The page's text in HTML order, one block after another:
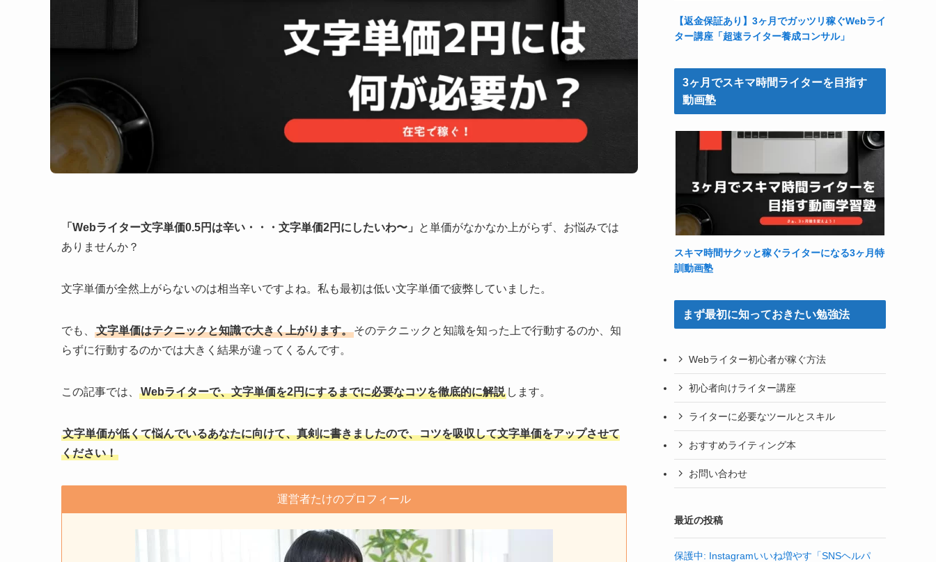
「Webライター文字単価0.5円は辛い・・・文字単価2円にしたいわ〜」
と単価がなかなか上がらず、お悩みでは
ありませんか？
文字単価が全然上がらないのは相当辛いですよね。私も最初は低い文字単価で疲弊していました。
でも、 文字単価はテクニックと知識で大きく上がります。そのテクニックと知識を知った上で行動するのか、知
らずに行動するのかでは大きく結果が違ってくるんです。
この記事では、 Webライターで、文字単価を2円にするまでに必要なコツを徹底的に解説 します。
文字単価が低くて悩んでいるあなたに向けて、真剣に書きましたので、コツを吸収して文字単価をアップさせて
ください！
運営者たけのプロフィール
【返金保証あり】3ヶ月でガッツリ稼ぐWebライ
ター講座「超速ライター養成コンサル」
3ヶ月でスキマ時間ライターを目指す
動画塾
スキマ時間サクッと稼ぐライターになる3ヶ月特
訓動画塾
まず最初に知っておきたい勉強法
Webライター初心者が稼ぐ方法
初心者向けライター講座
ライターに必要なツールとスキル
おすすめライティング本
お問い合わせ
最近の投稿
保護中: Instagramいいね増やす「SNSヘルパ